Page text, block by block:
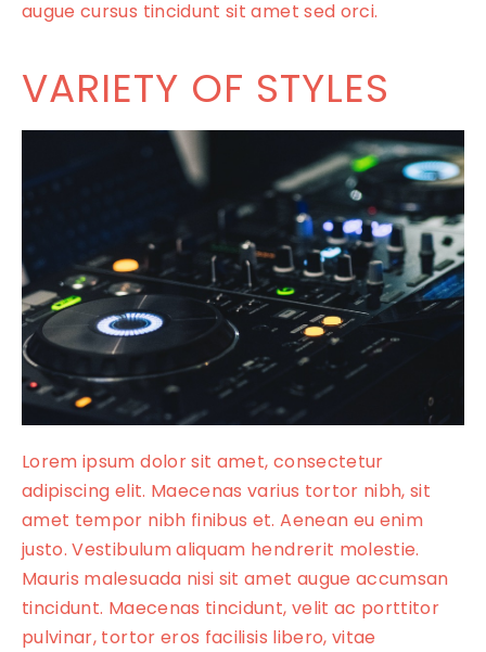
augue cursus tincidunt sit amet sed orci.
VARIETY OF STYLES
Lorem ipsum dolor sit amet, consectetur
adipiscing elit. Maecenas varius tortor nibh, sit
amet tempor nibh finibus et. Aenean eu enim
justo. Vestibulum aliquam hendrerit molestie.
Mauris malesuada nisi sit amet augue accumsan
tincidunt. Maecenas tincidunt, velit ac porttitor
pulvinar, tortor eros facilisis libero, vitae